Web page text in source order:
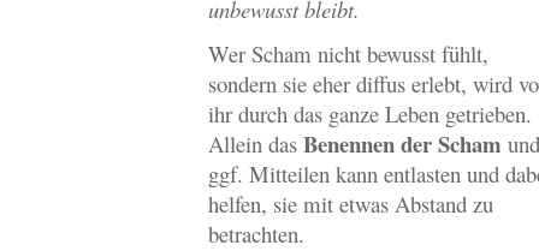
unbewusst bleibt.
Wer Scham nicht bewusst fühlt,
sondern sie eher diffus erlebt, wird
ihr durch das ganze Leben getrieben.
Allein das Benennen der Scham und
ggf. Mitteilen kann entlasten und
helfen, sie mit etwas Abstand zu
betrachten.